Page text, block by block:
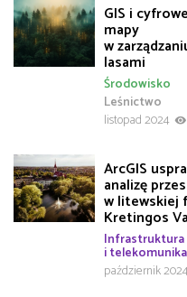
GIS i cyfrowe
mapy
w
lasami
Leśnictwo
Środowisko
listopad 2024
ArcGIS
analizę
w litewskiej
Kretingos
Infrastruktura
i
październik 2024